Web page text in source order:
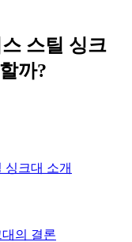
스틸 싱크
까?
싱크대 소개
의 결론